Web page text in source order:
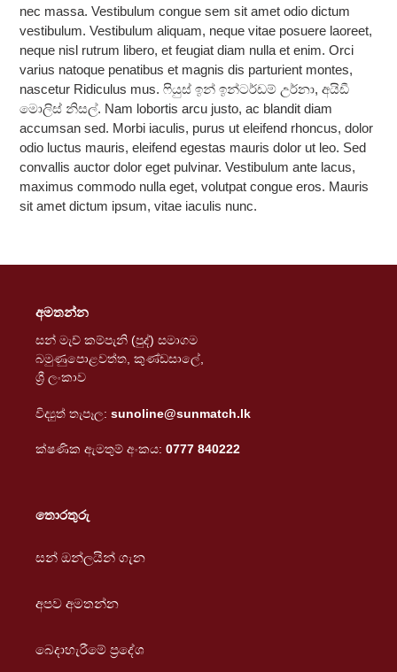
nec massa. Vestibulum congue sem sit amet odio dictum
vestibulum. Vestibulum aliquam, neque vitae posuere laoreet,
neque nisl rutrum libero, et feugiat diam nulla et enim. Orci
varius natoque penatibus et magnis dis parturient montes,
nascetur Ridiculus mus. ෆියුස් ඉන් ඉන්ටර්ඩම් උර්නා, අයිඩී
මොලිස් නිසල්. Nam lobortis arcu justo, ac blandit diam
accumsan sed. Morbi iaculis, purus ut eleifend rhoncus, dolor
odio luctus mauris, eleifend egestas mauris dolor ut leo. Sed
convallis auctor dolor eget pulvinar. Vestibulum ante lacus,
maximus commodo nulla eget, volutpat congue eros. Mauris
sit amet dictum ipsum, vitae iaculis nunc.
අමතන්න
සන් මැච් කම්පැනි (පුද්) සමාගම
බමුණුපොළවත්ත, කුණ්ඩසාලේ,
ශ්‍රී ලංකාව
විද්‍යුත් තැපෑල: sunoline@sunmatch.lk
ක්ෂණික ඇමතුම් අංකය: 0777 840222
තොරතුරු
සන් ඔන්ලයින් ගැන
අපව අමතන්න
බෙදාහැරීමේ ප්‍රදේශ